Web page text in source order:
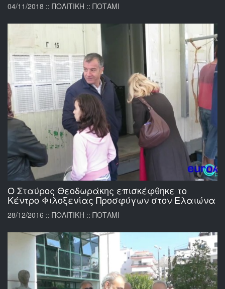
04/11/2018 :: ΠΟΛΙΤΙΚΗ :: ΠΟΤΑΜΙ
Ο Σταύρος Θεοδωράκης επισκέφθηκε το
Κέντρο Φιλοξενίας Προσφύγων στον Ελαιώνα
28/12/2016 :: ΠΟΛΙΤΙΚΗ :: ΠΟΤΑΜΙ